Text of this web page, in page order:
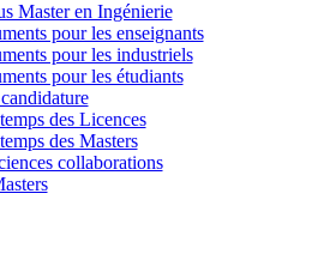
Master en Ingénierie
pour les enseignants
pour les industriels
pour les étudiants
des Licences
des Masters
collaborations